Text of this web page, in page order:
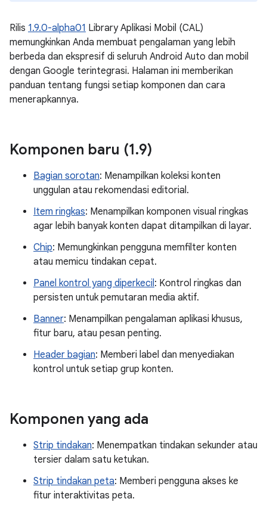
Rilis 1.9.0-alpha01 Library Aplikasi Mobil (CAL)
memungkinkan Anda membuat pengalaman yang lebih
berbeda dan ekspresif di seluruh Android Auto dan mobil
dengan Google terintegrasi. Halaman ini memberikan
panduan tentang fungsi setiap komponen dan cara
menerapkannya.
Komponen baru (1.9)
Bagian sorotan: Menampilkan koleksi konten
unggulan atau rekomendasi editorial.
Item ringkas: Menampilkan komponen visual ringkas
agar lebih banyak konten dapat ditampilkan di layar.
Chip: Memungkinkan pengguna memfilter konten
atau memicu tindakan cepat.
Panel kontrol yang diperkecil: Kontrol ringkas dan
persisten untuk pemutaran media aktif.
Banner: Menampilkan pengalaman aplikasi khusus,
fitur baru, atau pesan penting.
Header bagian: Memberi label dan menyediakan
kontrol untuk setiap grup konten.
Komponen yang ada
Strip tindakan: Menempatkan tindakan sekunder atau
tersier dalam satu ketukan.
Strip tindakan peta: Memberi pengguna akses ke
fitur interaktivitas peta.